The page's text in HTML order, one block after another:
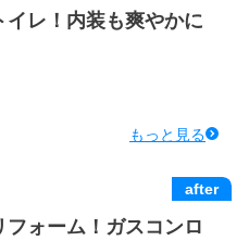
レ！内装も爽やかに
もっと見る
after
ォーム！ガスコンロ